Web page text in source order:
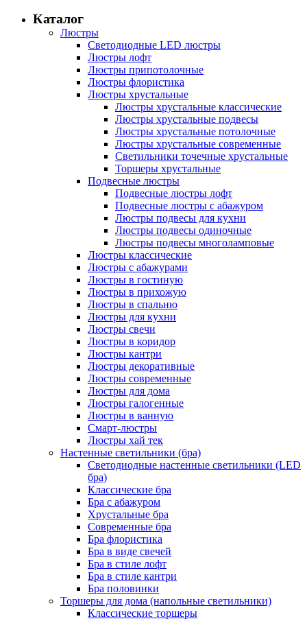
Каталог
Люстры
Светодиодные LED люстры
Люстры лофт
Люстры припотолочные
Люстры флористика
Люстры хрустальные
Люстры хрустальные классические
Люстры хрустальные подвесы
Люстры хрустальные потолочные
Люстры хрустальные современные
Светильники точечные хрустальные
Торшеры хрустальные
Подвесные люстры
Подвесные люстры лофт
Подвесные люстры с абажуром
Люстры подвесы для кухни
Люстры подвесы одиночные
Люстры подвесы многоламповые
Люстры классические
Люстры с абажурами
Люстры в гостиную
Люстры в прихожую
Люстры в спальню
Люстры для кухни
Люстры свечи
Люстры в коридор
Люстры кантри
Люстры декоративные
Люстры современные
Люстры для дома
Люстры галогенные
Люстры в ванную
Смарт-люстры
Люстры хай тек
Настенные светильники (бра)
Светодиодные настенные светильники (LED
бра)
Классические бра
Бра с абажуром
Хрустальные бра
Современные бра
Бра флористика
Бра в виде свечей
Бра в стиле лофт
Бра в стиле кантри
Бра половинки
Торшеры для дома (напольные светильники)
Классические торшеры